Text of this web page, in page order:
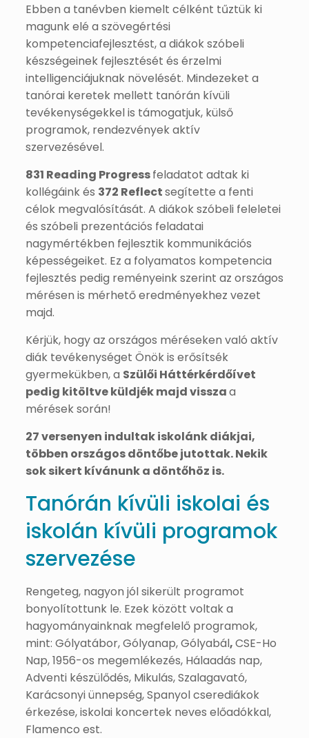
Ebben a tanévben kiemelt célként tűztük ki
magunk elé a szövegértési
kompetenciafejlesztést, a diákok szóbeli
készségeinek fejlesztését és érzelmi
intelligenciájuknak növelését. Mindezeket a
tanórai keretek mellett tanórán kívüli
tevékenységekkel is támogatjuk, külső
programok, rendezvények aktív
szervezésével.
831 Reading Progressfeladatot adtak ki
kollégáink és 372 Reflectsegítette a fenti
célok megvalósítását. A diákok szóbeli feleletei
és szóbeli prezentációs feladatai
nagymértékben fejlesztik kommunikációs
képességeiket. Ez a folyamatos kompetencia
fejlesztés pedig reményeink szerint az országos
mérésen is mérhető eredményekhez vezet
majd.
Kérjük, hogy az országos méréseken való aktív
diák tevékenységet Önök is erősítsék
gyermekükben, a Szülői Háttérkérdőívet
pedig kitöltve küldjék majd visszaa
mérések során!
27 versenyen indultak iskolánk diákjai,
többen országos döntőbe jutottak. Nekik
sok sikert kívánunk a döntőhöz is.
Tanórán kívüli iskolai és
iskolán kívüli programok
szervezése
Rengeteg, nagyon jól sikerült programot
bonyolítottunk le. Ezek között voltak a
hagyományainknak megfelelő programok,
mint: Gólyatábor, Gólyanap, Gólyabál,CSE-Ho
Nap, 1956-os megemlékezés, Hálaadás nap,
Adventi készülődés, Mikulás, Szalagavató,
Karácsonyi ünnepség, Spanyol cserediákok
érkezése, iskolai koncertek neves előadókkal,
Flamenco est.